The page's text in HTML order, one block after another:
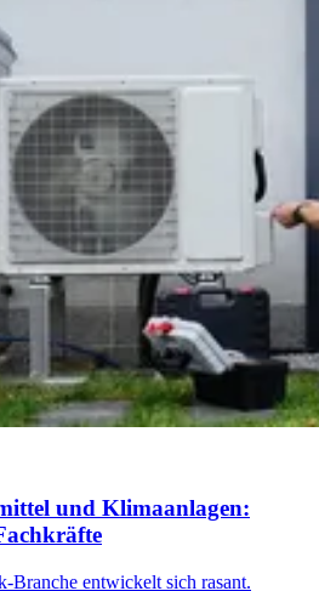
und Klimaanlagen:
entwickelt sich rasant.